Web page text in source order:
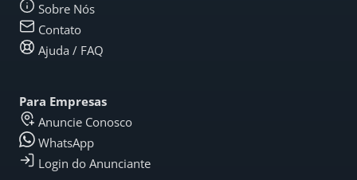
Sobre Nós
Contato
Ajuda / FAQ
Para Empresas
Anuncie Conosco
WhatsApp
Login do Anunciante